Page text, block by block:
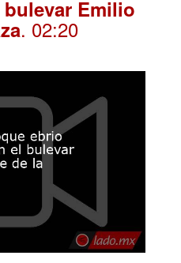
Emilio
. 02:20